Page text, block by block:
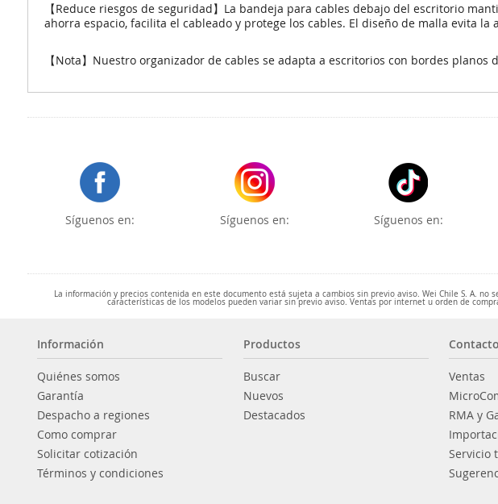
【Reduce riesgos de seguridad】La bandeja para cables debajo del escritorio
ahorra espacio, facilita el cableado y protege los cables. El diseño de malla evita
【Nota】Nuestro organizador de cables se adapta a escritorios con bordes planos
Síguenos en: Síguenos en: Síguenos en:
La información y precios contenida en este documento está sujeta a cambios sin previo aviso. Wei Chile S. A.
características de los modelos pueden variar sin previo aviso. Ventas por internet u orden de
Información
Quiénes somos
Garantía
Despacho a regiones
Como comprar
Solicitar cotización
Términos y condiciones
Productos
Buscar
Nuevos
Destacados
Contacto
Ventas
RMA y
Servicio